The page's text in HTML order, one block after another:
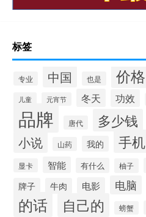
标签
专业 中国 也是 价格
儿童 元宵节 冬天 功效
品牌 唐代 多少钱
小说 山药 我的 手机
显卡 智能 有什么 柚子
牌子 牛肉 电影 电脑
的话 自己的 螃蟹